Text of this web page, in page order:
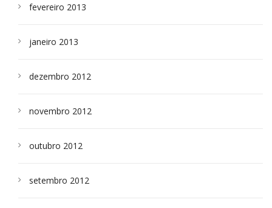
fevereiro 2013
janeiro 2013
dezembro 2012
novembro 2012
outubro 2012
setembro 2012